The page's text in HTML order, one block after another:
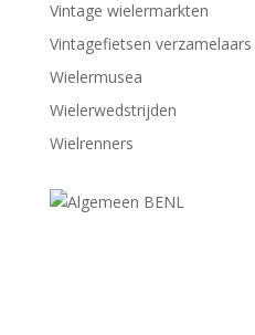
Vintage wielermarkten
Vintagefietsen verzamelaars
Wielermusea
Wielerwedstrijden
Wielrenners